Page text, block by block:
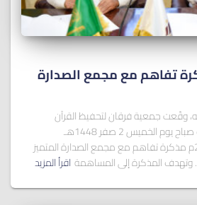
تفاهم مع مجمع الصدارة
وقّعت جمعية فرقان لتحفيظ القرآن
الكريم بمحافظة الطائف صباح يوم الخميس 2 صفر 1448هـ
الموافق 16 يوليو 2026م مذكرة تفاهم مع مجمع الصدارة المتميز
وتهدف المذكرة إلى المساهمة اقرأ المزيد